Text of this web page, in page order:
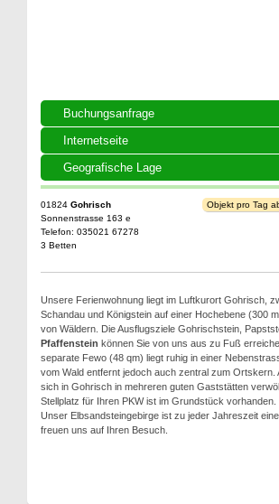
Buchungsanfrage
Internetseite
Geografische Lage
01824 Gohrisch
Sonnenstrasse 163 e
Telefon: 035021 67278
3 Betten
Objekt pro Tag
Unsere Ferienwohnung liegt im Luftkurort Gohrisch,
Schandau und Königstein auf einer Hochebene (300
von Wäldern. Die Ausflugsziele Gohrischstein,
Pfaffenstein können Sie von uns aus zu Fuß
separate Fewo (48 qm) liegt ruhig in einer
vom Wald entfernt jedoch auch zentral zum Ortskern.
sich in Gohrisch in mehreren guten Gaststätten
Stellplatz für Ihren PKW ist im Grundstück vorhanden.
Unser Elbsandsteingebirge ist zu jeder Jahreszeit
freuen uns auf Ihren Besuch.